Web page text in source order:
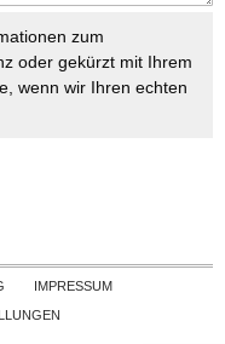
zum
oder gekürzt mit Ihrem
wenn wir Ihren echten
contentIMPRESSUM